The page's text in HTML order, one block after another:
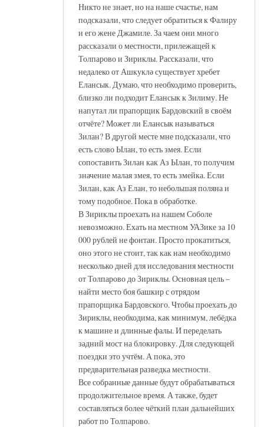
Никто не знает, но на наше счастье, нам
подсказали, что следует обратиться к Фалиру
и его жене Джамиле. За чаем они много
рассказали о местности, прилежащей к
Толпарово и Зириклы. Рассказали, что
недалеко от Ашкуклә существует хребет
Елансык. Думаю, что необходимо проверить,
близко ли подходит Елансык к Зилиму. Не
напутал ли прапорщик Бардовский в своём
отчёте? Может ли Елансык называться
Зилан? В другой месте мне подсказали, что
есть слово Ылан, то есть змея. Если
сопоставить Зилан как Аз Ылан, то получим
значение малая змея, то есть змейка. Если
Зилан, как Аз Елан, то небольшая поляна и
тому подобное. Пока в обработке.
В Зириклы проехать на нашем Соболе
невозможно. Ехать на местном УАЗике за 10
000 рублей не фонтан. Просто прокатиться,
оно этого не стоит, так как нам необходимо
несколько дней для исследования местности
от Толпарово до Зириклы. Основная цель –
найти место боя башкир с отрядом
прапорщика Бардовского. Чтобы проехать до
Зириклы, необходима, как минимум, лебёдка
к машине и длинные фалы. И переделать
задний мост на блокировку. Для следующей
поездки это учтём. А пока, это
предварительная разведка местности.
Все собранные данные будут обрабатываться
продолжительное время. А также, будет
составляться более чёткий план дальнейших
работ по Толпарово.